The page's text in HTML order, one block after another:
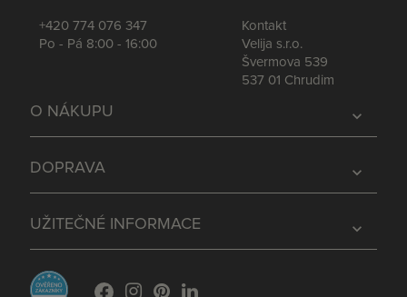
+420 774 076 347
Po - Pá 8:00 - 16:00
Kontakt
Velija s.r.o.
Švermova 539
537 01 Chrudim
expand_more
O NÁKUPU
expand_more
DOPRAVA
expand_more
UŽITEČNÉ INFORMACE